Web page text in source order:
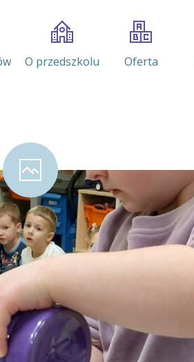
O przedszkolu Oferta